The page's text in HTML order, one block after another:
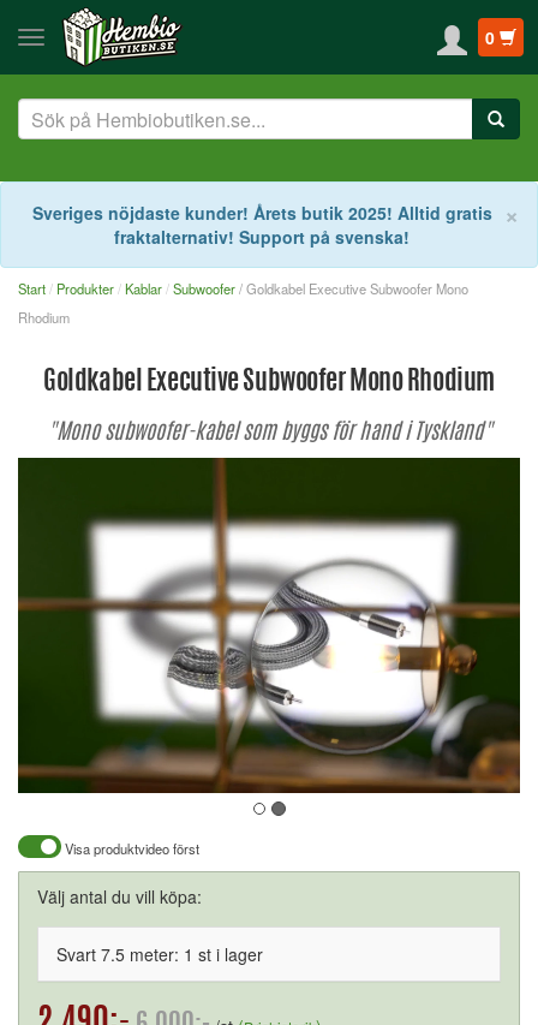
0
×
Sveriges nöjdaste kunder! Årets butik 2025! Alltid gratis
fraktalternativ! Support på svenska!
Start Produkter Kablar Subwoofer/ Goldkabel Executive Subwoofer Mono
Rhodium
Goldkabel Executive Subwoofer Mono Rhodium
"Mono subwoofer-kabel som byggs för hand i Tyskland"
Visa produktvideo först
Välj antal du vill köpa:
Svart 7.5 meter: 1 st i lager